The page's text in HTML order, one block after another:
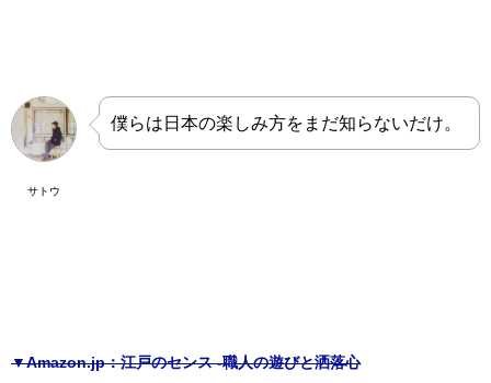
サトウ
僕らは日本の楽しみ方をまだ知らないだけ。
▼Amazon.jp：江戸のセンス -職人の遊びと洒落心